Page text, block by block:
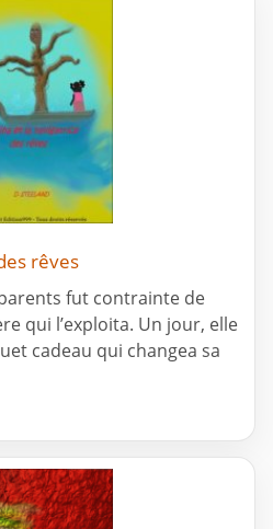
rêves
fut contrainte de
qui l’exploita. Un jour, elle
cadeau qui changea sa